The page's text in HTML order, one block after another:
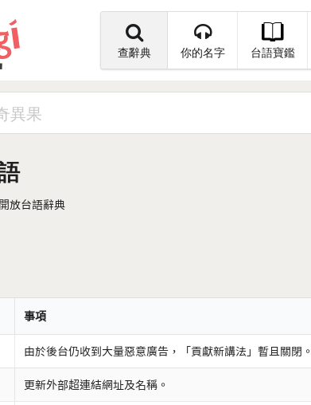
查辭典 你的名字 台語寶鑑
放台語辭典
事項
由於後台仍收到大量惡意廣告，「貢獻新講法」暫且關閉。
更新外部超連結網址及名稱。